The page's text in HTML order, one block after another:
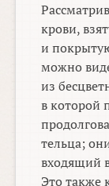
крови,
и
можно
из
в которой
тельца;
входящий
Это также